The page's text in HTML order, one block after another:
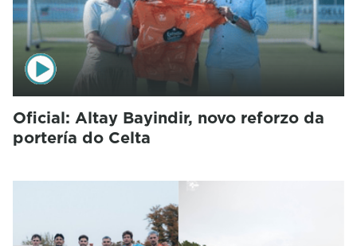
Oficial: Altay Bayindir, novo reforzo da
portería do Celta